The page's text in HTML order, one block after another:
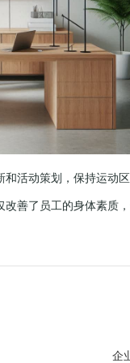
活动策划，保持运动区
善了员工的身体素质
企